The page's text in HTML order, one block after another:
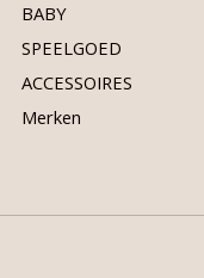
BABY
SPEELGOED
ACCESSOIRES
Merken